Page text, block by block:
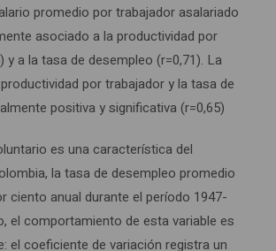
promedio por trabajador asalariado
asociado a la productividad por
y a la tasa de desempleo (r=0,71). La
por trabajador y la tasa de
positiva y significativa (r=0,65)
es una característica del
la tasa de desempleo promedio
ciento anual durante el período 1947-
el comportamiento de esta variable es
el coeficiente de variación registra un